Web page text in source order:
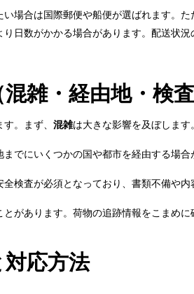
場合は国際郵便や船便が選ばれます。
日数がかかる場合があります。配送状
雑・経由地・検査
。まず、 混雑は大きな影響を及ぼしま
でにいくつかの国や都市を経由する場
検査が必須となっており、書類不備や
があります。荷物の追跡情報をこまめに
応方法